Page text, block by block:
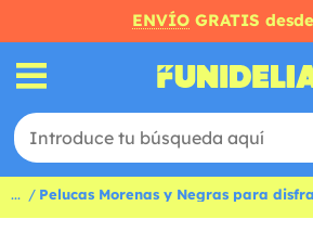
ENVÍO GRATIS desde
... Pelucas Morenas y Negras para